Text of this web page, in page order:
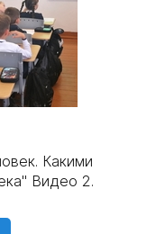
Какими
Видео 2.